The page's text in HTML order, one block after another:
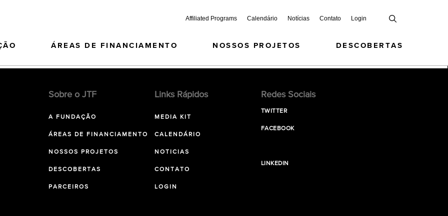
Affiliated Programs Calendário Notícias Contato Login
ÁREAS DE FINANCIAMENTO NOSSOS PROJETOS DESCOBERTAS
Sobre o JTF
A FUNDAÇÃO
ÁREAS DE FINANCIAMENTO
NOSSOS PROJETOS
DESCOBERTAS
PARCEIROS
Links Rápidos
MEDIA KIT
CALENDÁRIO
NOTICIAS
CONTATO
LOGIN
Redes Sociais
TWITTER
FACEBOOK
LINKEDIN